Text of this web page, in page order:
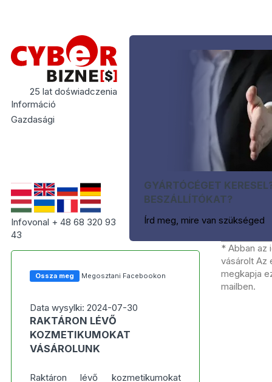
25 lat doświadczenia
Információ
Gazdasági
Infovonal + 48 68 320 93
43
GYÁRTÓCÉGET
BESZÁLLÍTÓKAT?
Írd meg, mire van szükséged
Ossza meg Megosztani Facebookon
Data wysylki: 2024-07-30
RAKTÁRON LÉVŐ
KOZMETIKUMOKAT
VÁSÁROLUNK
Raktáron lévő kozmetikumokat
* Abban az
vásárolt Az
megkapja
mailben.